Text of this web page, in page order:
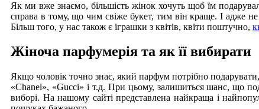
Як ми вже знаємо, більшість жінок хочуть щоб їм
справа в тому, що чим свіже букет, тим він краще. І адже
Більш того, у нас також є іграшки з квітів, квіти поштучно,
Жіноча парфумерія та як її вибирати
Якщо чоловік точно знає, який парфум потрібно
«Chanel», «Gucci» і т.д. При цьому, залишиться шанс, що
виборі. На нашому сайті представлена найкраща і